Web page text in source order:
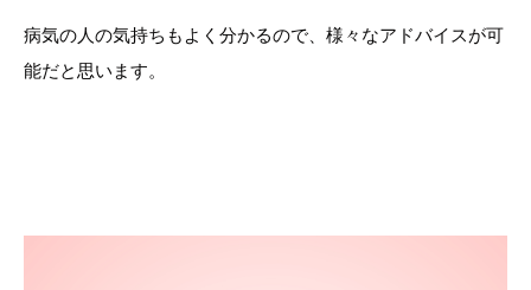
病気の人の気持ちもよく分かるので、様々なアドバイスが可
能だと思います。